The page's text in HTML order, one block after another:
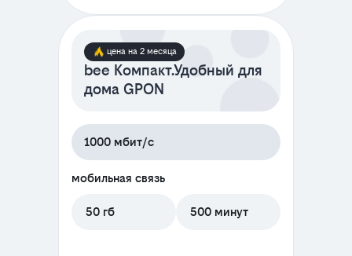
цена на 2 месяца
bee Компакт.Удобный для
дома GPON
1000 мбит/с
мобильная связь
50 гб 500 минут